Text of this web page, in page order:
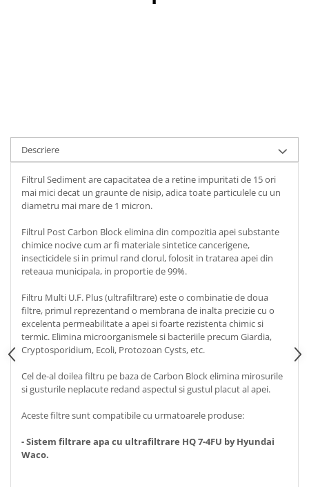
Descriere
Filtrul Sediment are capacitatea de a retine impuritati de 15 ori
mai mici decat un graunte de nisip, adica toate particulele cu un
diametru mai mare de 1 micron.
Filtrul Post Carbon Block elimina din compozitia apei substante
chimice nocive cum ar fi materiale sintetice cancerigene,
insecticidele si in primul rand clorul, folosit in tratarea apei din
reteaua municipala, in proportie de 99%.
Filtru Multi U.F. Plus (ultrafiltrare) este o combinatie de doua
filtre, primul reprezentand o membrana de inalta precizie cu o
excelenta permeabilitate a apei si foarte rezistenta chimic si
termic. Elimina microorganismele si bacteriile precum Giardia,
Cryptosporidium, Ecoli, Protozoan Cysts, etc.
Cel de-al doilea filtru pe baza de Carbon Block elimina mirosurile
si gusturile neplacute redand aspectul si gustul placut al apei.
Aceste filtre sunt compatibile cu urmatoarele produse:
- Sistem filtrare apa cu ultrafiltrare HQ 7-4FU by Hyundai
Waco.